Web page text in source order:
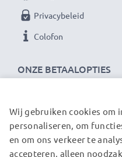
ONZE BETAALOPTIES
Privacybeleid
Colofon
ONZE
Wij gebruiken cookies om
personaliseren, om
en om ons verkeer te
accepteren, alleen